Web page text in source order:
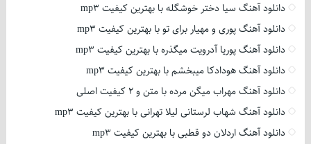
دانلود آهنگ سیا دختر خوشگله با بهترین کیفیت mp3
دانلود آهنگ پوری و مهیار برای تو با بهترین کیفیت mp3
دانلود آهنگ پوریا آدرویت میگذره با بهترین کیفیت mp3
دانلود آهنگ هودادکا میبخشم با بهترین کیفیت mp3
دانلود آهنگ مهراب میگن مرده با متن و 2 کیفیت اصلی
دانلود آهنگ شهاب لرستانی لیلا تهرانی با بهترین کیفیت mp3
دانلود آهنگ اردلان دو قطبی با بهترین کیفیت mp3